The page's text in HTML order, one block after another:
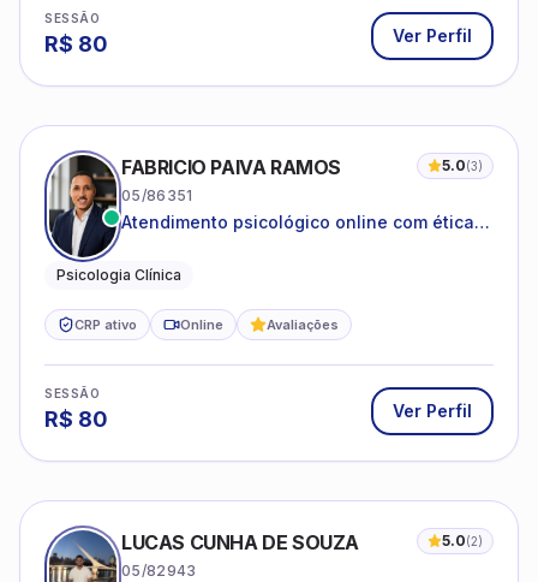
SESSÃO
R$ 80 Ver Perfil
FABRICIO PAIVA RAMOS 5.0(3)
05/86351
Atendimento psicológico online com ética,
Psicologia Clínica
CRP ativo Online Avaliações
SESSÃO
R$ 80 Ver Perfil
LUCAS CUNHA DE SOUZA 5.0(2)
05/82943